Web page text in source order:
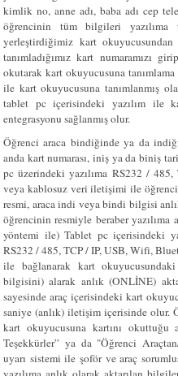
kimlik no, anne adı, baba adı cep
öğrencinin tüm bilgileri yazılıma
yerleştirdiğimiz kart okuyucusundan
tanımladığımız kart numaramızı
okutarak kart okuyucusuna tanımlama
ile kart okuyucusuna tanımlanmış
tablet pc içerisindeki yazılım ile
entegrasyonu sağlanmış olur.
Öğrenci araca bindiğinde ya da
anda kart numarası, iniş ya da biniş
pc üzerindeki yazılıma RS232 /
veya kablosuz veri iletişimi ile
resmi, araca indi veya bindi bilgisi
öğrencinin resmiyle beraber
yöntemi ile) Tablet pc içerisindeki
RS232 / 485, TCP / IP, USB, Wifi,
ile bağlanarak kart
bilgisini) alarak anlık (ONLİNE)
sayesinde araç içerisindeki kart
saniye (anlık) iletişim içerisinde olur.
kart okuyucusuna kartını okuttuğu
Teşekkürler” ya da "Öğrenci
uyarı sistemi ile şoför ve araç